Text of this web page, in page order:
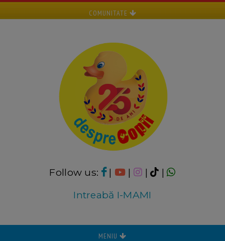
COMUNITATE
Follow us: | | |
|
Intreabă I-MAMI
MENIU